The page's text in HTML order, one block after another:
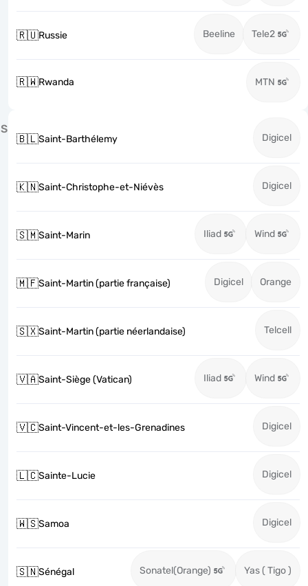
🇷🇺Russie Beeline Tele2
🇷🇼Rwanda MTN
S
🇧🇱Saint-Barthélemy Digicel
🇰🇳Saint-Christophe-et-Niévès Digicel
🇸🇲Saint-Marin Iliad Wind
🇲🇫Saint-Martin (partie française) Digicel Orange
🇸🇽Saint-Martin (partie néerlandaise) Telcell
🇻🇦Saint-Siège (Vatican) Iliad Wind
🇻🇨Saint-Vincent-et-les-Grenadines Digicel
🇱🇨Sainte-Lucie Digicel
🇼🇸Samoa Digicel
🇸🇳Sénégal Sonatel(Orange) Yas ( Tigo )